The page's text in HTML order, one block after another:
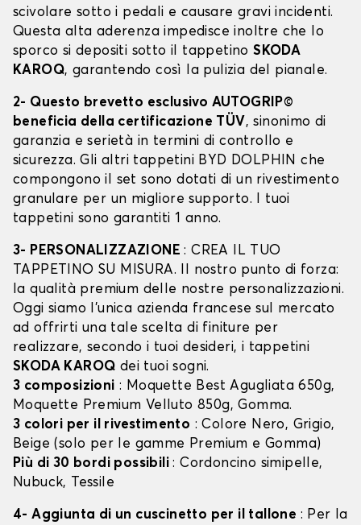
scivolare sotto i pedali e causare gravi incidenti.
Questa alta aderenza impedisce inoltre che lo
sporco si depositi sotto il tappetinoSKODA
KAROQ, garantendo così la pulizia del pianale.
2- Questo brevetto esclusivo AUTOGRIP©
beneficia della certificazione TÜV, sinonimo di
garanzia e serietà in termini di controllo e
sicurezza. Gli altri tappetini BYD DOLPHIN che
compongono il set sono dotati di un rivestimento
granulare per un migliore supporto. I tuoi
tappetini sono garantiti 1 anno.
3- PERSONALIZZAZIONE: CREA IL TUO
TAPPETINO SU MISURA. Il nostro punto di forza:
la qualità premium delle nostre personalizzazioni.
Oggi siamo l’unica azienda francese sul mercato
ad offrirti una tale scelta di finiture per
realizzare, secondo i tuoi desideri, i tappetini
SKODA KAROQ dei tuoi sogni.
3 composizioni : Moquette Best Agugliata 650g,
Moquette Premium Velluto 850g, Gomma.
3 colori per il rivestimento : Colore Nero, Grigio,
Beige (solo per le gamme Premium e Gomma)
Più di 30 bordi possibili: Cordoncino simipelle,
Nubuck, Tessile
4- Aggiunta di un cuscinetto per il tallone : Per la